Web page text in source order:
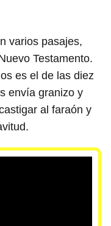
varios pasajes,
Testamento.
es el de las diez
envía granizo y
al faraón y